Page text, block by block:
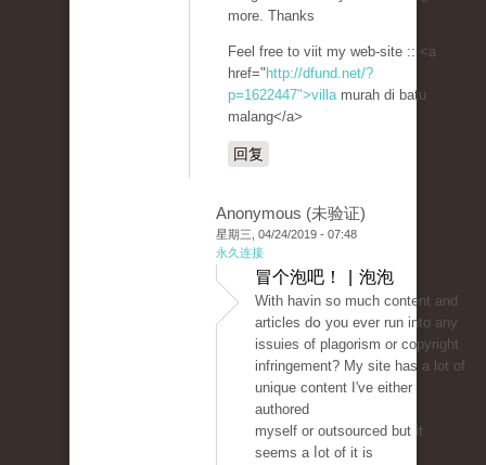
more. Тhanks
Feel free to viit my weƅ-sitе :: <a
href=" http://dfund.net/?
p=1622447">villamurah di batu
malang</a>
回复
Anonymous (未验证)
星期三, 04/24/2019 - 07:48
永久连接
冒个泡吧！ | 泡泡
Ԝith havin so much content and
articles dօ you ever run into any
issuies of plagorism or copyright
infringement? My site has a lot of
unique contеnt I've eitһer
authorеd
myself or outsourced but it
seems a ⅼot of іt is